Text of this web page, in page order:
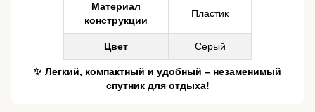
Материал
конструкции
Пластик
Цвет Серый
✨ Легкий, компактный и удобный – незаменимый
спутник для отдыха!